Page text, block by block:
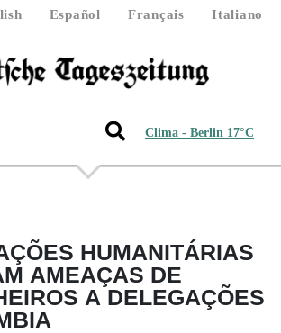
Español Français
Italiano
Clima - Berlin 17°C
HUMANITÁRIAS
AMEAÇAS DE
A DELEGAÇÕES